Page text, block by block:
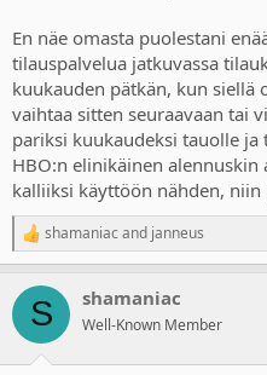
En näe omasta puolestani
tilauspalvelua jatkuvassa
kuukauden pätkän, kun siellä
vaihtaa sitten seuraavaan tai
pariksi kuukaudeksi tauolle ja
HBO:n elinikäinen
kalliiksi käyttöön nähden,
R
e
c
i
shamaniacand janneus
S shamaniac
Well-Known Member